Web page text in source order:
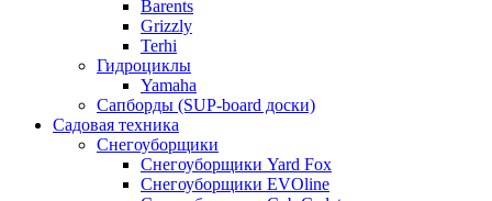
Barents
Grizzly
Terhi
Гидроциклы
Yamaha
Сапборды (SUP-board доски)
Садовая техника
Снегоуборщики
Снегоуборщики Yard Fox
Снегоуборщики EVOline